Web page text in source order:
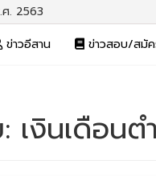
. 2563
ข่าวอีสาน ข่าวสอบ/สมั
เงินเดือนต